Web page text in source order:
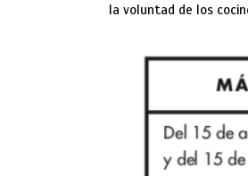
la voluntad de los